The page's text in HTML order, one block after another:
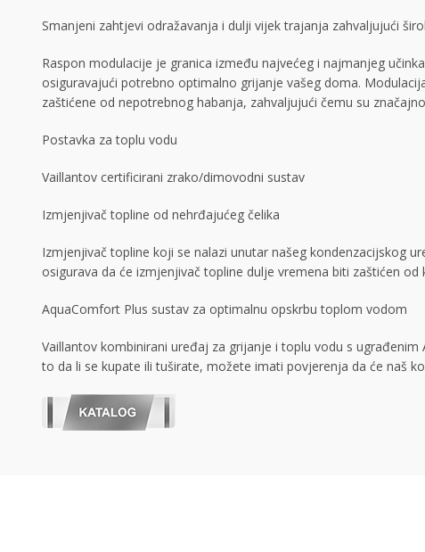
Smanjeni zahtjevi odražavanja i dulji vijek trajanja zahvaljujući
Raspon modulacije je granica između najvećeg i najmanjeg
osiguravajući potrebno optimalno grijanje vašeg doma.
zaštićene od nepotrebnog habanja, zahvaljujući čemu su
Postavka za toplu vodu
Vaillantov certificirani zrako/dimovodni sustav
Izmjenjivač topline od nehrđajućeg čelika
Izmjenjivač topline koji se nalazi unutar našeg kondenzacijskog
osigurava da će izmjenjivač topline dulje vremena biti zaštićen
AquaComfort Plus sustav za optimalnu opskrbu toplom vodom
Vaillantov kombinirani uređaj za grijanje i toplu vodu s
to da li se kupate ili tuširate, možete imati povjerenja da će naš